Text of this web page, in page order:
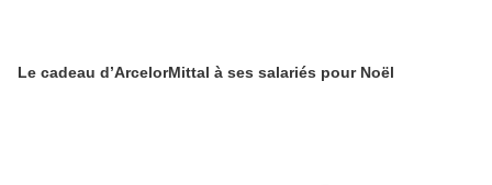
Le cadeau d’ArcelorMittal à ses salariés pour Noël